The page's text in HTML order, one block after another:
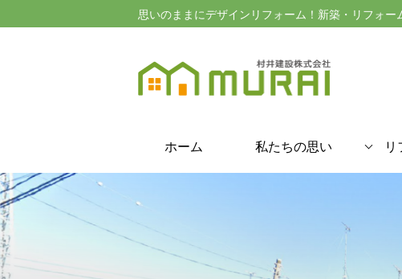
思いのままにデザインリフォーム！新築・リフォー
ホーム 私たちの思い